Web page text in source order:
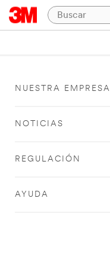
NUESTRA EMPRESA
NOTICIAS
REGULACIÓN
AYUDA